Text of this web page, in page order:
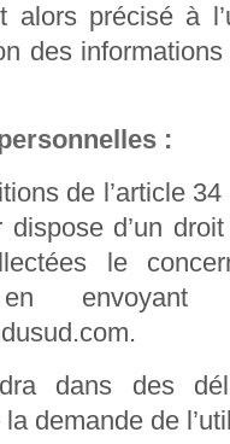
précisé à
des
:
de l’article
dispose d’un
le
dans des
demande de